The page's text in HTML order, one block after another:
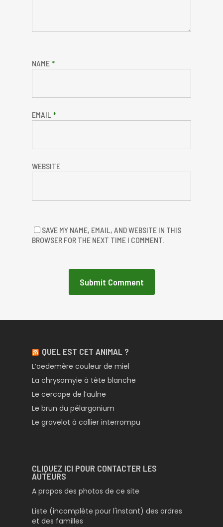
NAME *
EMAIL *
WEBSITE
SAVE MY NAME, EMAIL, AND WEBSITE IN THIS
BROWSER FOR THE NEXT TIME I COMMENT.
QUEL EST CET ANIMAL ?
L’oedemère couleur de miel
La chrysomyie à tête blanche
Le cercope de l’aulne
Le brun du pélargonium
Le gravelot à collier interrompu
CLIQUEZ ICI POUR CONTACTER LES
AUTEURS
A propos des photos de ce site
Liste (incomplète pour l'instant) des ordres
et des familles